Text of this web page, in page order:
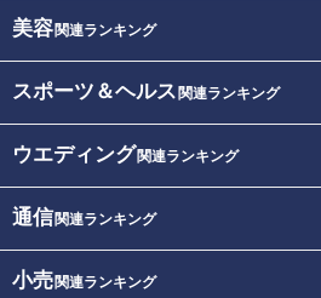
美容関連ランキング
スポーツ＆ヘルス 関連ランキング
ウエディング関連ランキング
通信関連ランキング
小売関連ランキング